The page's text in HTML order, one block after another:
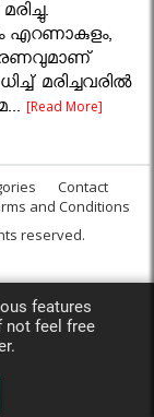
എറണാകുളം,
മരണവുമാണ്
മരിച്ചവരിൽ
[Read More]
Contact
and Conditions
reserved.
features
not feel free